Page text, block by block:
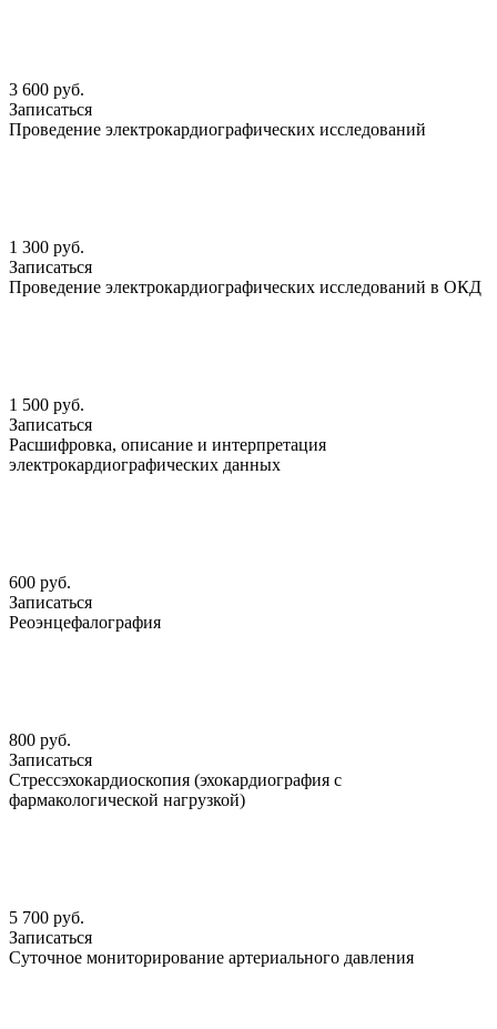
3 600 руб.
Записаться
Проведение электрокардиографических исследований
1 300 руб.
Записаться
Проведение электрокардиографических исследований в ОКД
1 500 руб.
Записаться
Расшифровка, описание и интерпретация
электрокардиографических данных
600 руб.
Записаться
Реоэнцефалография
800 руб.
Записаться
Стрессэхокардиоскопия (эхокардиография с
фармакологической нагрузкой)
5 700 руб.
Записаться
Суточное мониторирование артериального давления